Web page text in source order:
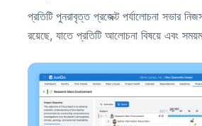
প্রতিটি পুনরাবৃত্ত প্রজেক্ট পর্যালোচনা সভার
রয়েছে, যাতে প্রতিটি আলোচনা বিষয়ে এবং